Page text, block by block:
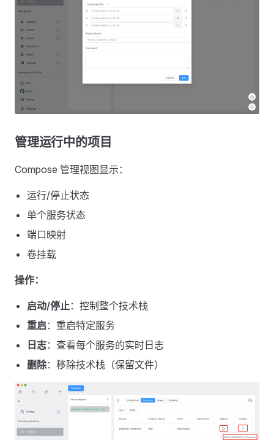
管理运行中的项目
Compose 管理视图显示：
运行/停止状态
单个服务状态
端口映射
卷挂载
操作：
启动/停止：控制整个技术栈
重启 ：重启特定服务
日志：查看每个服务的实时日志
删除：移除技术栈（保留文件）